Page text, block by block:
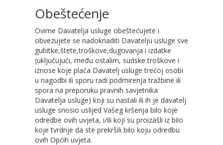
Obeštećenje
Ovime Davatelja usluge obeštećujete i
obvezujete se nadoknaditi Davatelju usluge sve
gubitke,štete,troškove,dugovanja i izdatke
(uključujući, među ostalim, sudske troškove i
iznose koje plaća Davatelj usluge trećoj osobi
u nagodbi ili sporu radi podmirenja tražbine ili
spora na preporuku pravnih savjetnika
Davatelja usluge) koji su nastali ili ih je davatelj
usluge snosio uslijed Vašeg kršenja bilo koje
odredbe ovih uvjeta, i/ili koji su proizašli iz bilo
koje tvrdnje da ste prekršili bilo koju odredbu
ovih Općih uvjeta.